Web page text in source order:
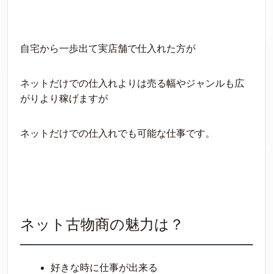
自宅から一歩出て実店舗で仕入れた方が
ネットだけでの仕入れよりは売る幅やジャンルも広
がりより稼げますが
ネットだけでの仕入れでも可能な仕事です。
ネット古物商の魅力は？
好きな時に仕事が出来る